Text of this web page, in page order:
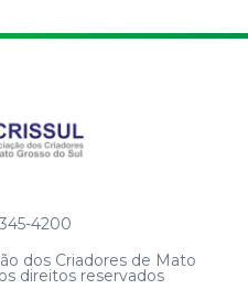
4200
dos Criadores de Mato
direitos reservados